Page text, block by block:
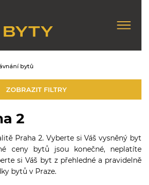
bytů
2
Praha 2. Vyberte si Váš vysněný byt
ceny bytů jsou konečné, neplatíte
si Váš byt z přehledné a pravidelně
bytů v Praze.
ZOBRAZIT FILTRY